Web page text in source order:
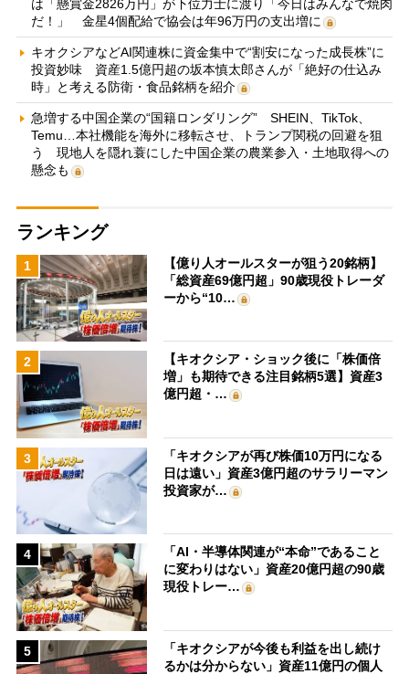
は「懸賞金2826万円」が下位力士に渡り「今日はみんなで焼肉
だ！」 金星4個配給で協会は年96万円の支出増に
キオクシアなどAI関連株に資金集中で“割安になった成長株”に
投資妙味 資産1.5億円超の坂本慎太郎さんが「絶好の仕込み
時」と考える防衛・食品銘柄を紹介
急増する中国企業の“国籍ロンダリング” SHEIN、TikTok、
Temu…本社機能を海外に移転させ、トランプ関税の回避を狙
う 現地人を隠れ蓑にした中国企業の農業参入・土地取得への
懸念も
ランキング
1
【億り人オールスターが狙う20銘柄】
「総資産69億円超」90歳現役トレーダ
ーから“10…
2
【キオクシア・ショック後に「株価倍
増」も期待できる注目銘柄5選】資産3
億円超・…
3
「キオクシアが再び株価10万円になる
日は遠い」資産3億円超のサラリーマン
投資家が…
4
「AI・半導体関連が“本命”であること
に変わりはない」資産20億円超の90歳
現役トレー…
5
「キオクシアが今後も利益を出し続け
るかは分からない」資産11億円の個人